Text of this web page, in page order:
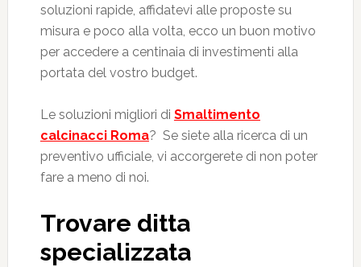
soluzioni rapide, affidatevi alle proposte su
misura e poco alla volta, ecco un buon motivo
per accedere a centinaia di investimenti alla
portata del vostro budget.
Le soluzioni migliori di Smaltimento
calcinacci Roma? Se siete alla ricerca di un
preventivo ufficiale, vi accorgerete di non poter
fare a meno di noi.
Trovare ditta
specializzata